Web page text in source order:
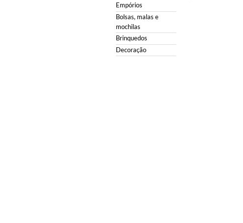
Empórios
Bolsas, malas e
mochilas
Brinquedos
Decoração